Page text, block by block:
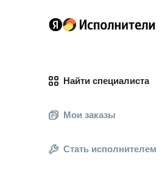
Найти специалиста
Мои заказы
Стать исполнителем